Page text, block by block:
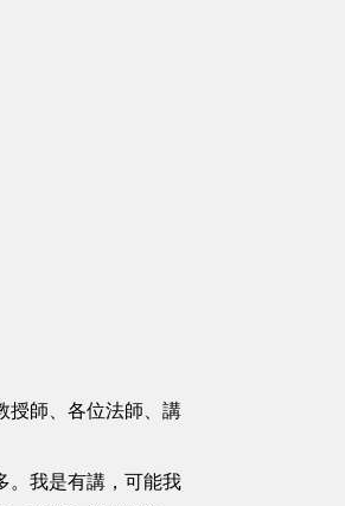
授師、各位法師、講
。我是有講，可能我